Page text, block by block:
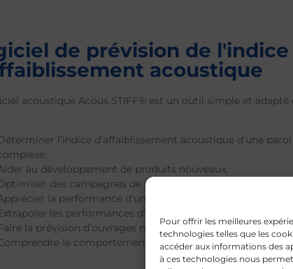
Pour offrir les meilleures
technologies telles que les
accéder aux informations des
à ces technologies nous
de prévision de l'indice
acoustique
acoustique Acous STIFF® est un outil simple et
l’indice d’affaiblissement acoustique d’une
au développement de produits nouveaux,
des campagnes de mesures en laboratoire,
la performance d’un doublage en fonction de son
les performances d’ouvrages conventionnels,
la prévision d’ouvrages non conventionnels et leur
le comportement acoustique d’une paroi.